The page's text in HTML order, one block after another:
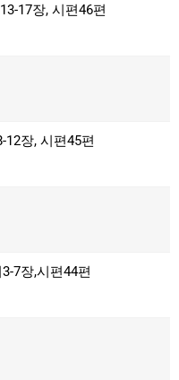
17장, 시편46편
12장, 시편45편
7장,시편44편